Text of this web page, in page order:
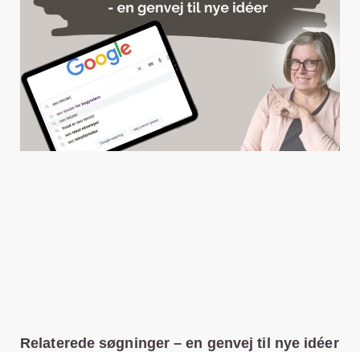
Relaterede søgninger – en genvej til nye idéer